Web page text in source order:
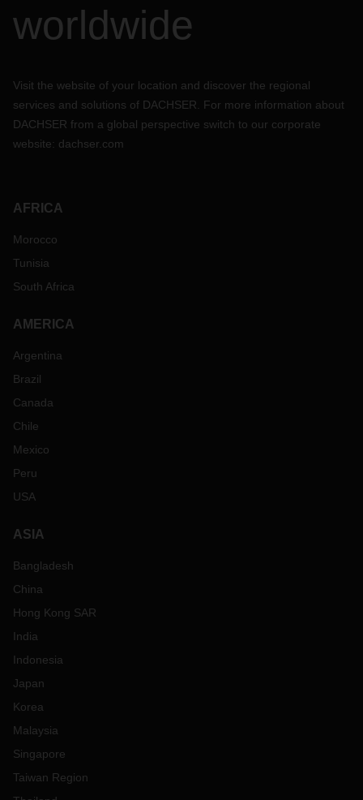
worldwide
Visit the website of your location and discover the regional
services and solutions of DACHSER. For more information about
DACHSER from a global perspective switch to our corporate
website: dachser.com
AFRICA
Morocco
Tunisia
South Africa
AMERICA
Argentina
Brazil
Canada
Chile
Mexico
Peru
USA
ASIA
Bangladesh
China
Hong Kong SAR
India
Indonesia
Japan
Korea
Malaysia
Singapore
Taiwan Region